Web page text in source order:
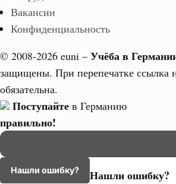
Вакансии
Конфиденциальность
© 2008-2026 euni – Учёба в
защищены. При перепечатке ссылка
обязательна.
Поступайте в Германию
правильно!
Нашли ошибку? Нашли ошибку?